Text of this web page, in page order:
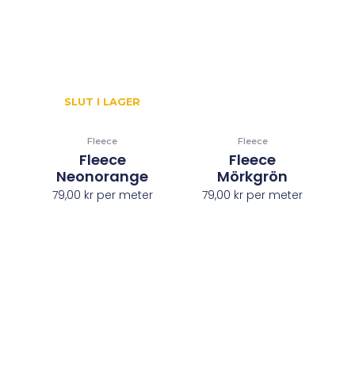
SLUT I LAGER
Fleece
Fleece
Neonorange
79,00 krper meter
Fleece
Fleece
Mörkgrön
79,00 kr per meter